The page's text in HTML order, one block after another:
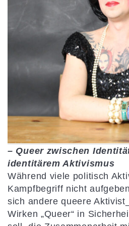
– Queer zwischen
identitärem Aktivismus
Während viele politisch
Kampfbegriff nicht
sich andere queere
Wirken „Queer“ in